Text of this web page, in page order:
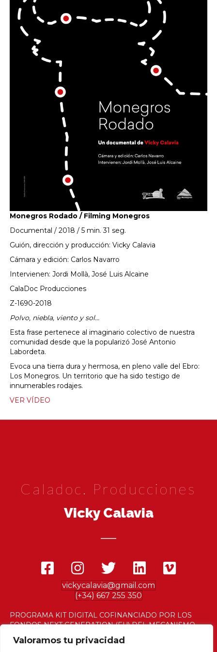
Valoramos tu privacidad
Monegros Rodado / Filming Monegros
Documental / 2018 / 5 min. 31 seg.
Guión, dirección y producción: Vicky Calavia
Cámara y edición: Carlos Navarro
Intervienen: Jordi Mollà, José Luis Alcaine
CalaDoc Producciones
Z-1690-2018
Polvo, niebla, viento y sol…
Esta frase pertenece al imaginario colectivo de nuestra
comunidad desde que la popularizó José Antonio
Labordeta.
Evoca una tierra dura y hermosa, en pleno valle del Ebro:
Los Monegros. Un territorio que ha sido testigo de
innumerables rodajes.
VER VÍDEO
Caladoc. Producciones
Vicky Calavia
vickycalavia@gmail.com
(+34) 667 255 350
PROGRAMA KIT DIGITAL COFINANCIADO POR LOS
FONDOS NEXT GENERATION (EU) DEL MECANISMO
DE RECUPERACIÓN Y RESILENCIA